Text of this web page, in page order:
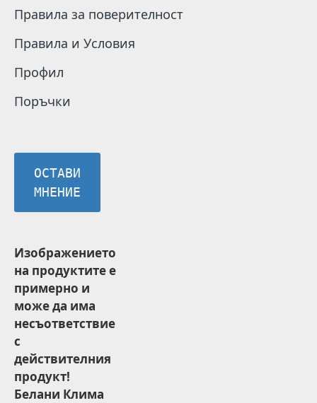
Правила за поверителност
Правила и Условия
Профил
Поръчки
ОСТАВИ
МНЕНИЕ
Изображението
на продуктите е
примерно и
може да има
несъответствие
с
действителния
продукт!
Белани Клима